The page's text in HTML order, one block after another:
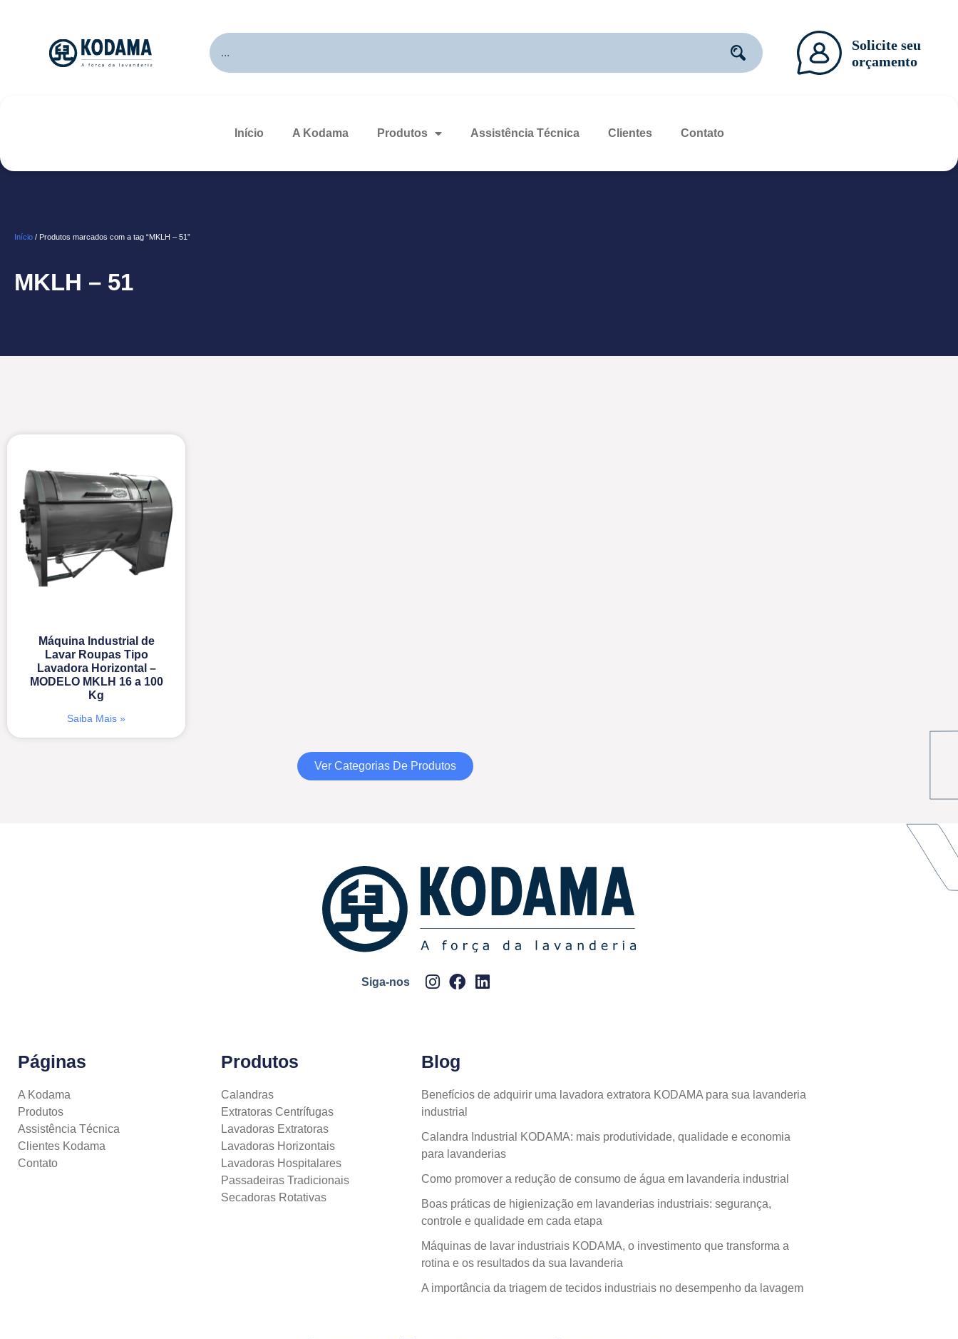
Início A Kodama Produtos Assistência Técnica Clientes Contato
Início / Produtos marcados com a tag “MKLH – 51”
MKLH – 51
Máquina Industrial de
Lavar Roupas Tipo
Lavadora Horizontal –
MODELO MKLH 16 a 100
Kg
Saiba Mais »
Ver Categorias De Produtos
Siga-nos
Páginas
A Kodama
Produtos
Assistência Técnica
Clientes Kodama
Contato
Produtos
Calandras
Extratoras Centrífugas
Lavadoras Extratoras
Lavadoras Horizontais
Lavadoras Hospitalares
Passadeiras Tradicionais
Secadoras Rotativas
Blog
Benefícios de adquirir uma lavadora extratora KODAMA para sua lavanderia
industrial
Calandra Industrial KODAMA: mais produtividade, qualidade e economia
para lavanderias
Como promover a redução de consumo de água em lavanderia industrial
Boas práticas de higienização em lavanderias industriais: segurança,
controle e qualidade em cada etapa
Máquinas de lavar industriais KODAMA, o investimento que transforma a
rotina e os resultados da sua lavanderia
A importância da triagem de tecidos industriais no desempenho da lavagem